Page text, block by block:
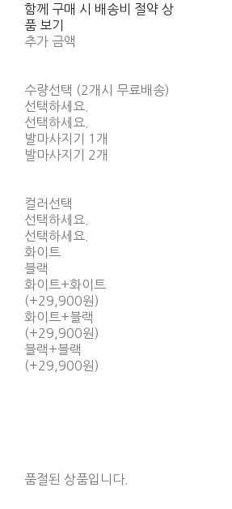
함께 구매 시 배송비 절약 상
품 보기
추가 금액
수량선택 (2개시 무료배송)
선택하세요.
선택하세요.
발마사지기 1개
발마사지기 2개
컬러선택
선택하세요.
선택하세요.
화이트
블랙
화이트+화이트
(+29,900원)
화이트+블랙
(+29,900원)
블랙+블랙
(+29,900원)
품절된 상품입니다.